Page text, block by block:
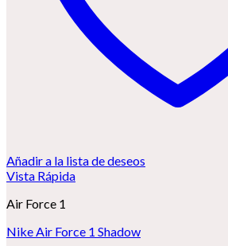
Añadir a la lista de deseos
Vista Rápida
Air Force 1
Nike Air Force 1 Shadow